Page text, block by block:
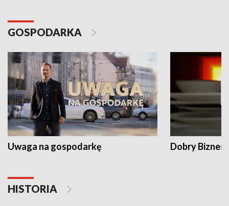
GOSPODARKA
Uwaga na gospodarkę Dobry Biznes
HISTORIA